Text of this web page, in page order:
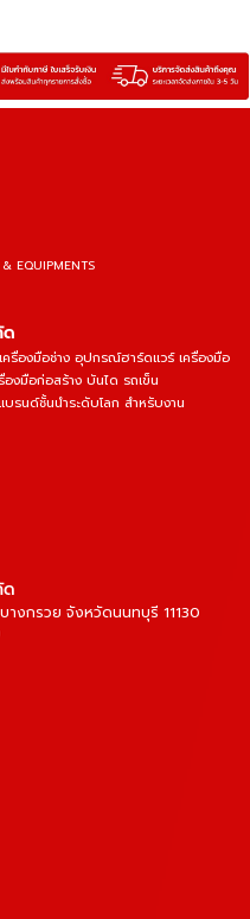
EQUIPMENTS
รื่องมือช่าง อุปกรณ์ฮาร์ดแวร์ เครื่องมือ
องมือก่อสร้าง บันได รถเข็น
รนด์ชั้นนำระดับโลก สำหรับงาน
งกรวย จังหวัดนนทบุรี 11130